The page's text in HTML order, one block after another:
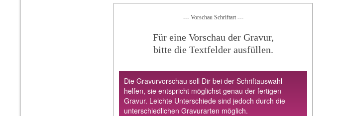
--- Vorschau Schriftart ---
Für eine Vorschau der Gravur,
bitte die Textfelder ausfüllen.
Die Gravurvorschau soll Dir bei der Schriftauswahl
helfen, sie entspricht möglichst genau der fertigen
Gravur. Leichte Unterschiede sind jedoch durch die
unterschiedlichen Gravurarten möglich.